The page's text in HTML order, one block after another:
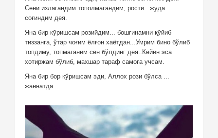
Сени излагандим тополмагандим, рости
жуда
соғиндим дея.
Яна бир кўришсам розийдим... бошгинамни қўйиб
тиззанга, ўтар чоғим ёлғон хаётдан...Умрим бино бўлиб
топдиму, топмаганим сен бўлдинг дея..Кейин эса
хотиржам бўлиб, махшар тараф самога учсам.
Яна бир бор кўришсам эди, Аллох рози бўлса ...
жаннатда....